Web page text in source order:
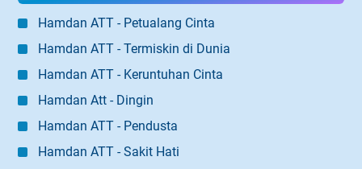
Hamdan ATT - Petualang Cinta
Hamdan ATT - Termiskin di Dunia
Hamdan ATT - Keruntuhan Cinta
Hamdan Att - Dingin
Hamdan ATT - Pendusta
Hamdan ATT - Sakit Hati